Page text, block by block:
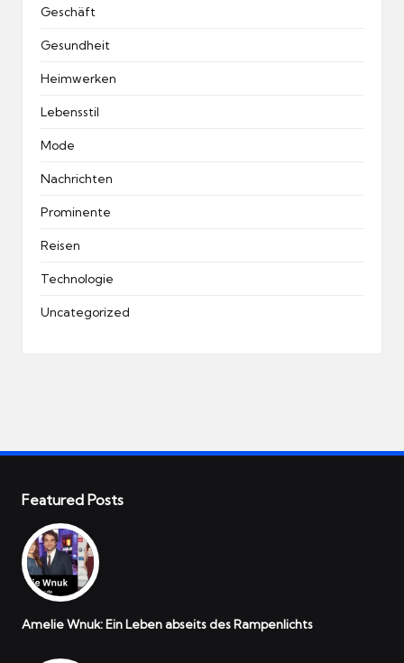
Geschäft
Gesundheit
Heimwerken
Lebensstil
Mode
Nachrichten
Prominente
Reisen
Technologie
Uncategorized
Featured Posts
Amelie Wnuk: Ein Leben abseits des Rampenlichts